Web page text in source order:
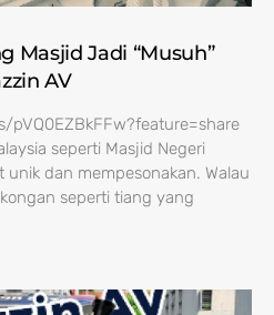
Masjid Jadi “Musuh”
AV
seperti Masjid Negeri
dan mempesonakan. Walau
seperti tiang yang